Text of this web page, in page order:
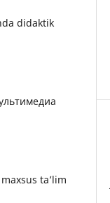
didaktik
ta’lim